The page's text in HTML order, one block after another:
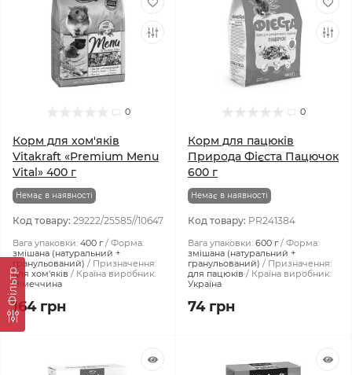
Фiльтр
0
Корм для хом'яків
Vitakraft «Premium Menu
Vital» 400 г
Немає в наявності
Код товару: 29222/25585//10647
Вага упаковки: 400 г
Форма:
змішана (натуральний +
гранульований)
Призначення:
для хом'яків
Країна виробник:
Німеччина
164 грн
0
Корм для пацюків
Природа Фієста Пацючок
600 г
Немає в наявності
Код товару: PR241384
Вага упаковки: 600 г
Форма:
змішана (натуральний +
гранульований)
Призначення:
для пацюків
Країна виробник:
Україна
74 грн